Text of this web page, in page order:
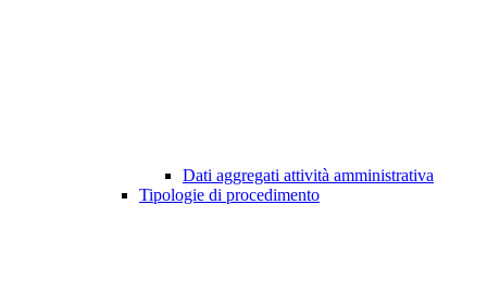
Dati aggregati attività amministrativa
Tipologie di procedimento